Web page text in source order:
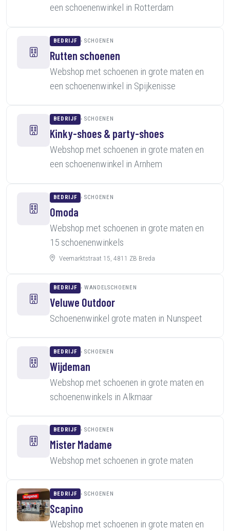
een schoenenwinkel in Rotterdam
BEDRIJF SCHOENEN
Rutten schoenen
Webshop met schoenen in grote maten en
een schoenenwinkel in Spijkenisse
BEDRIJF SCHOENEN
Kinky-shoes & party-shoes
Webshop met schoenen in grote maten en
een schoenenwinkel in Arnhem
BEDRIJF SCHOENEN
Omoda
Webshop met schoenen in grote maten en
15 schoenenwinkels
Veemarktstraat 15, 4811 ZB Breda
BEDRIJF WANDELSCHOENEN
Veluwe Outdoor
Schoenenwinkel grote maten in Nunspeet
BEDRIJF SCHOENEN
Wijdeman
Webshop met schoenen in grote maten en
schoenenwinkels in Alkmaar
BEDRIJF SCHOENEN
Mister Madame
Webshop met schoenen in grote maten
BEDRIJF SCHOENEN
Scapino
Webshop met schoenen in grote maten en